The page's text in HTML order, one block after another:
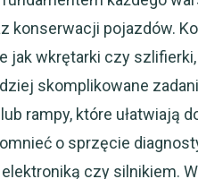
konserwacji pojazdów.
jak wkrętarki czy
skomplikowane
rampy, które ułatwiają
o sprzęcie
czy silnikiem.